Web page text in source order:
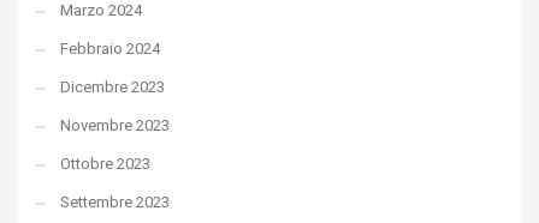
Marzo 2024
Febbraio 2024
Dicembre 2023
Novembre 2023
Ottobre 2023
Settembre 2023